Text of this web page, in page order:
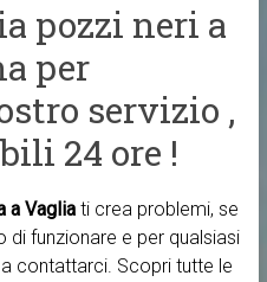
pozzi neri a
per
servizio ,
24 ore !
a Vagliati crea problemi, se
di funzionare e per qualsiasi
contattarci. Scopri tutte le